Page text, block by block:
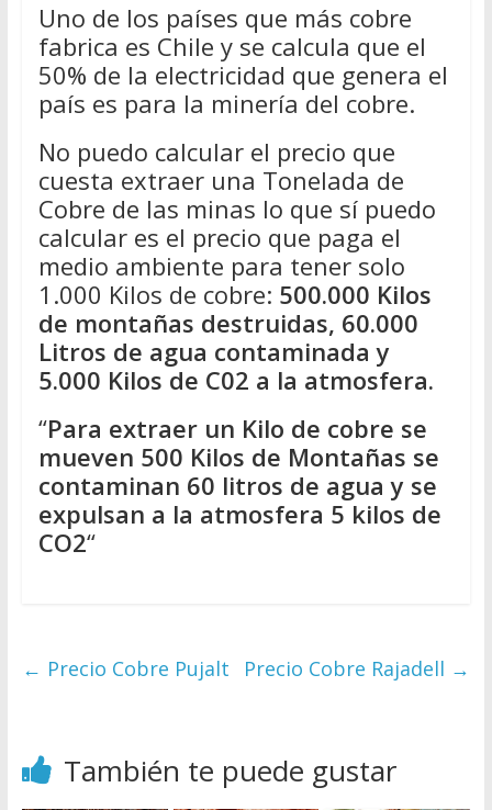
Uno de los países que más cobre
fabrica es Chile y se calcula que el
50% de la electricidad que genera el
país es para la minería del cobre.
No puedo calcular el precio que
cuesta extraer una Tonelada de
Cobre de las minas lo que sí puedo
calcular es el precio que paga el
medio ambiente para tener solo
1.000 Kilos de cobre: 500.000 Kilos
de montañas destruidas, 60.000
Litros de agua contaminada y
5.000 Kilos de C02 a la atmosfera.
“Para extraer un Kilo de cobre se
mueven 500 Kilos de Montañas se
contaminan 60 litros de agua y se
expulsan a la atmosfera 5 kilos de
CO2“
← Precio Cobre Pujalt Precio Cobre Rajadell →
También te puede gustar